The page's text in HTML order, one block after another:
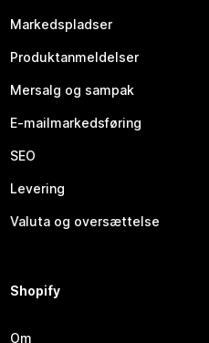
Markedspladser
Produktanmeldelser
Mersalg og sampak
E-mailmarkedsføring
SEO
Levering
Valuta og oversættelse
Shopify
Om